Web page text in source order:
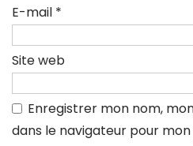
E-mail *
Site web
Enregistrer mon nom,
dans le navigateur pour